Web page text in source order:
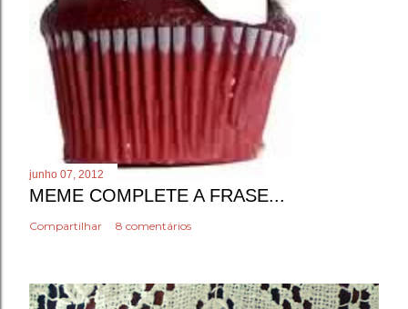
junho 07, 2012
MEME COMPLETE A FRASE...
Compartilhar 8 comentários